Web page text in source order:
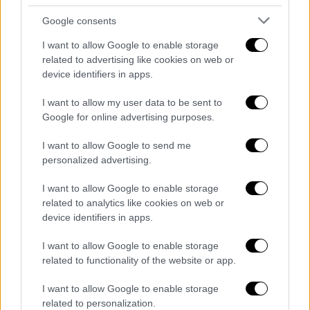
Google consents
I want to allow Google to enable storage
related to advertising like cookies on web or
device identifiers in apps.
I want to allow my user data to be sent to
Google for online advertising purposes.
I want to allow Google to send me
personalized advertising.
I want to allow Google to enable storage
related to analytics like cookies on web or
device identifiers in apps.
I want to allow Google to enable storage
related to functionality of the website or app.
I want to allow Google to enable storage
related to personalization.